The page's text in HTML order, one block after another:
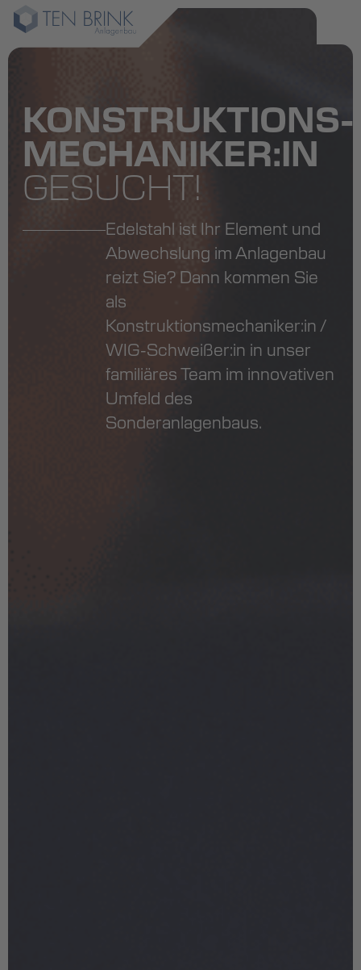
KONSTRUKTIONS­
MECHANIKER:IN
GESUCHT!
Edelstahl ist Ihr Element und
Abwechslung im Anlagenbau
reizt Sie? Dann kommen Sie
als
Konstruktionsmechaniker:in /
WIG-Schweißer:in in unser
familiäres Team im innovativen
Umfeld des
Sonderanlagenbaus.